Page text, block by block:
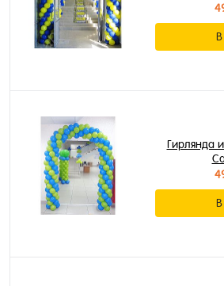
В
Гирлянда
В